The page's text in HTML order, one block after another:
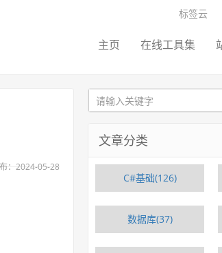
标签云
主页 在线工具集
：2024-05-28
文章分类
C#基础(126)
数据库(37)